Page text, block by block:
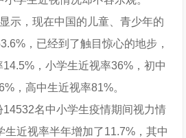
示，现在中国的儿童、青少年的
，已经到了触目惊心的地步，
，小学生近视率36%，初中
，高中生近视率81%。
名中小学生疫情期间视力情
生近视率半年增加了11.7%，其中